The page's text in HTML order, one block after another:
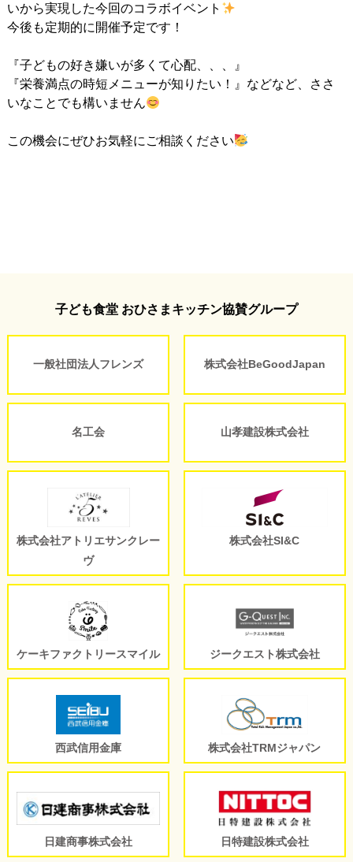
いから実現した今回のコラボイベント
今後も定期的に開催予定です！
『子どもの好き嫌いが多くて心配、、、』
『栄養満点の時短メニューが知りたい！』などなど、ささ
いなことでも構いません
この機会にぜひお気軽にご相談ください
子ども食堂 おひさまキッチン協賛グループ
一般社団法人フレンズ 株式会社BeGoodJapan
名工会 山孝建設株式会社
株式会社アトリエサンクレー
ヴ
株式会社SI&C
ケーキファクトリースマイル ジークエスト株式会社
西武信用金庫 株式会社TRMジャパン
日建商事株式会社 日特建設株式会社